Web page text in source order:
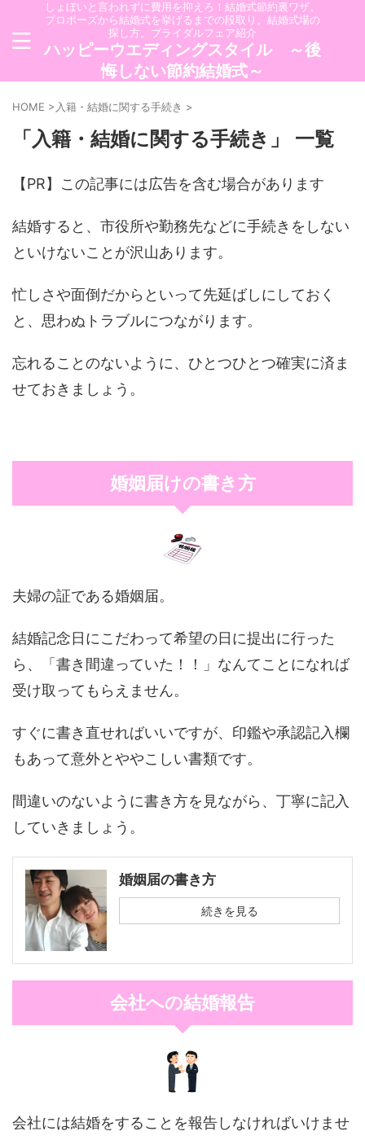
しょぼいと言われずに費用を抑えろ！結婚式節約裏ワザ。
プロポーズから結婚式を挙げるまでの段取り。結婚式場の
探し方。ブライダルフェア紹介
ハッピーウエディングスタイル ～後
悔しない節約結婚式～
HOME > 入籍・結婚に関する手続き >
「入籍・結婚に関する手続き」 一覧
【PR】この記事には広告を含む場合があります
結婚すると、市役所や勤務先などに手続きをしない
といけないことが沢山あります。
忙しさや面倒だからといって先延ばしにしておく
と、思わぬトラブルにつながります。
忘れることのないように、ひとつひとつ確実に済ま
せておきましょう。
婚姻届けの書き方
夫婦の証である婚姻届。
結婚記念日にこだわって希望の日に提出に行った
ら、「書き間違っていた！！」なんてことになれば
受け取ってもらえません。
すぐに書き直せればいいですが、印鑑や承認記入欄
もあって意外とややこしい書類です。
間違いのないように書き方を見ながら、丁寧に記入
していきましょう。
婚姻届の書き方
続きを見る
会社への結婚報告
会社には結婚をすることを報告しなければいけませ